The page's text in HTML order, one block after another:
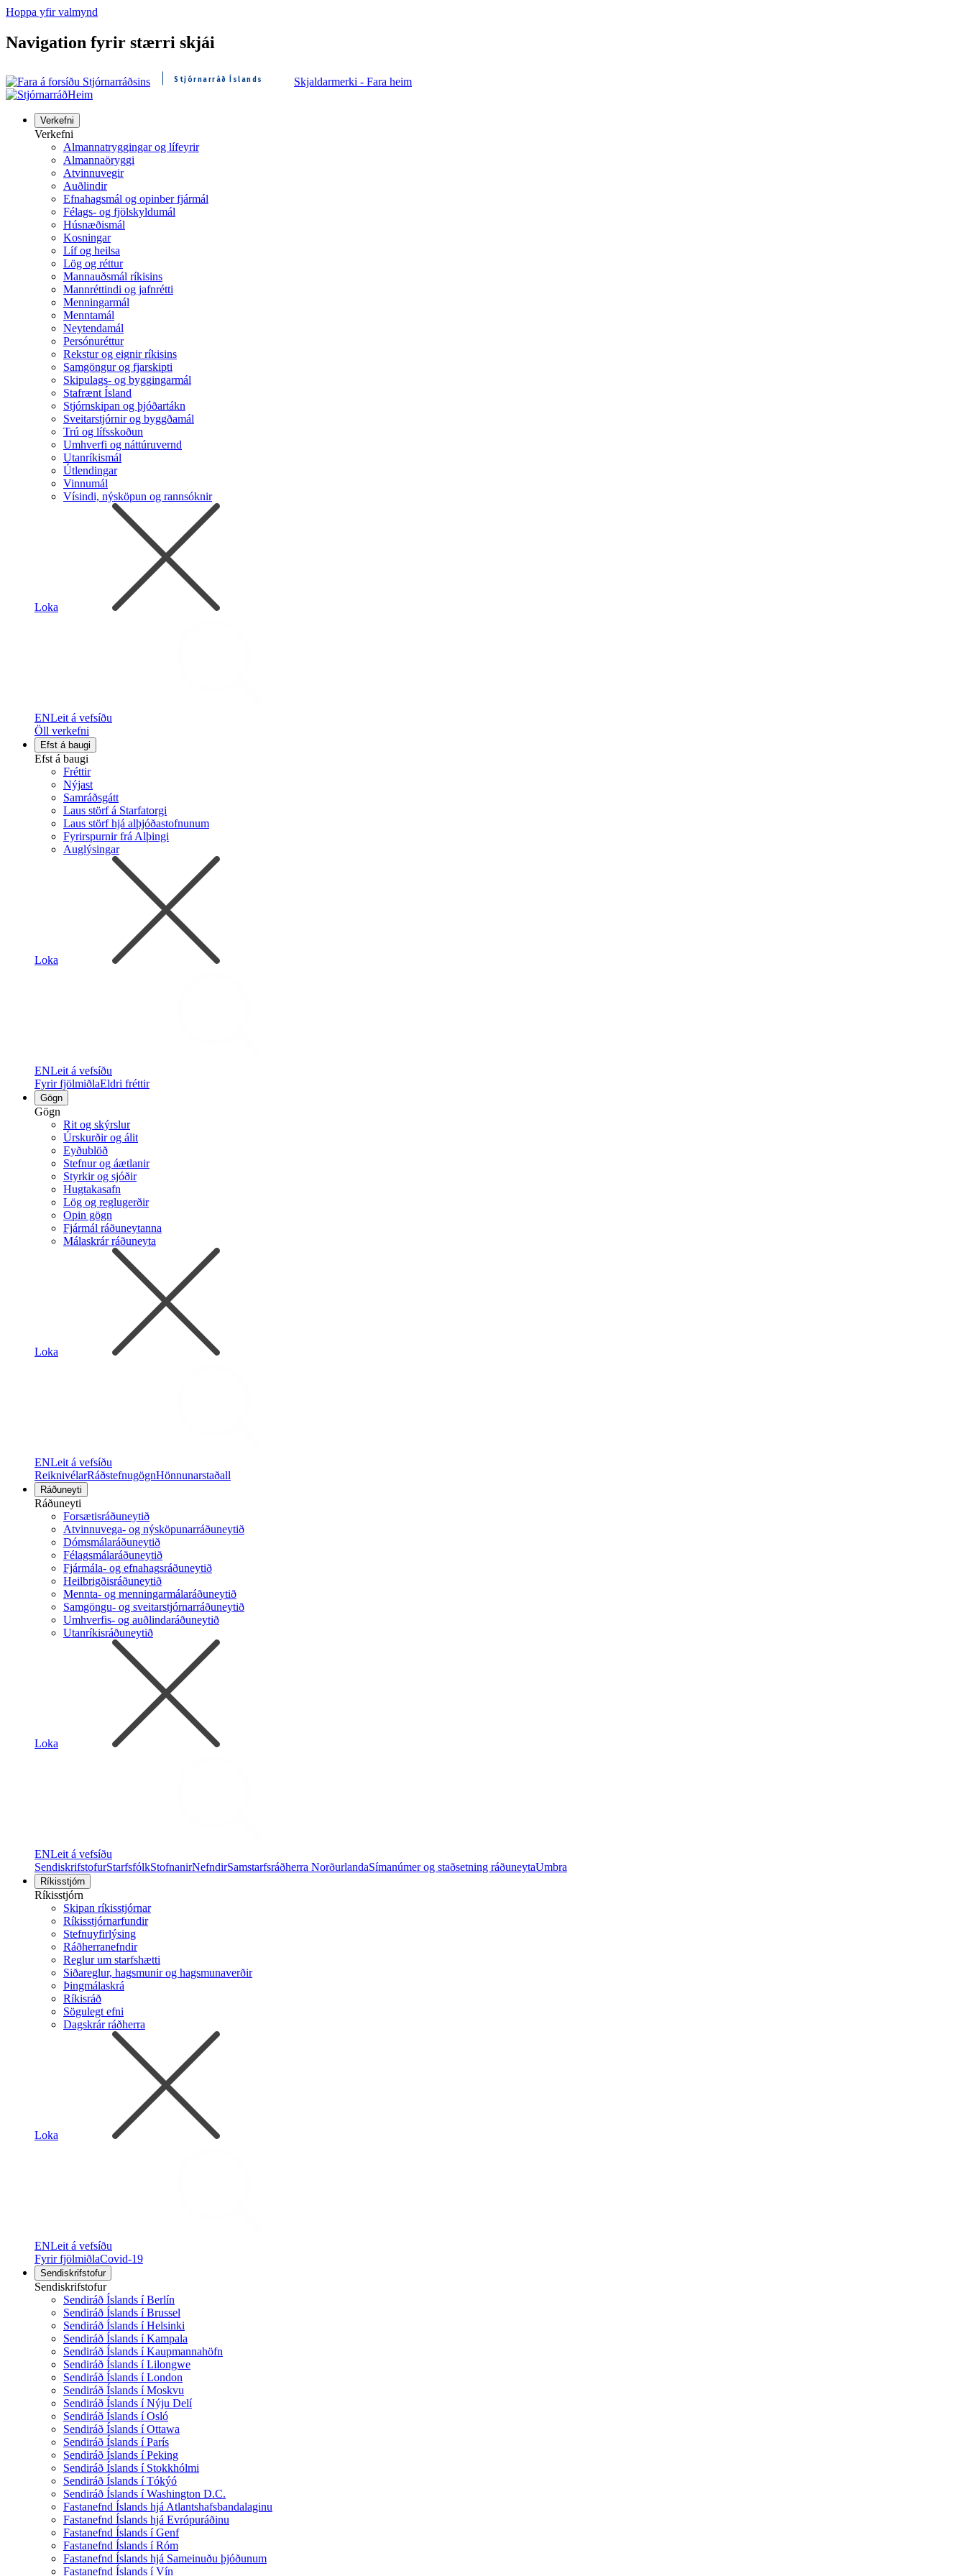
Hoppa yfir valmynd
Navigation fyrir stærri skjái
Stjórnarráð Íslands
Skjaldarmerki - Fara heim
Heim
Verkefni
Verkefni
Almannatryggingar og lífeyrir
Almannaöryggi
Atvinnuvegir
Auðlindir
Efnahagsmál og opinber fjármál
Félags- og fjölskyldumál
Húsnæðismál
Kosningar
Líf og heilsa
Lög og réttur
Mannauðsmál ríkisins
Mannréttindi og jafnrétti
Menningarmál
Menntamál
Neytendamál
Persónuréttur
Rekstur og eignir ríkisins
Samgöngur og fjarskipti
Skipulags- og byggingarmál
Stafrænt Ísland
Stjórnskipan og þjóðartákn
Sveitarstjórnir og byggðamál
Trú og lífsskoðun
Umhverfi og náttúruvernd
Utanríkismál
Útlendingar
Vinnumál
Vísindi, nýsköpun og rannsóknir
Loka
ENLeit á vefsíðu
Öll verkefni
Efst á baugi
Efst á baugi
Fréttir
Nýjast
Samráðsgátt
Laus störf á Starfatorgi
Laus störf hjá alþjóðastofnunum
Fyrirspurnir frá Alþingi
Auglýsingar
Loka
ENLeit á vefsíðu
Fyrir fjölmiðlaEldri fréttir
Gögn
Gögn
Rit og skýrslur
Úrskurðir og álit
Eyðublöð
Stefnur og áætlanir
Styrkir og sjóðir
Hugtakasafn
Lög og reglugerðir
Opin gögn
Fjármál ráðuneytanna
Málaskrár ráðuneyta
Loka
ENLeit á vefsíðu
ReiknivélarRáðstefnugögnHönnunarstaðall
Ráðuneyti
Ráðuneyti
Forsætisráðuneytið
Atvinnuvega- og nýsköpunarráðuneytið
Dómsmálaráðuneytið
Félagsmálaráðuneytið
Fjármála- og efnahagsráðuneytið
Heilbrigðisráðuneytið
Mennta- og menningarmálaráðuneytið
Samgöngu- og sveitarstjórnarráðuneytið
Umhverfis- og auðlindaráðuneytið
Utanríkisráðuneytið
Loka
ENLeit á vefsíðu
SendiskrifstofurStarfsfólkStofnanirNefndirSamstarfsráðherra NorðurlandaSímanúmer og staðsetning ráðuneytaUmbra
Ríkisstjórn
Ríkisstjórn
Skipan ríkisstjórnar
Ríkisstjórnarfundir
Stefnuyfirlýsing
Ráðherranefndir
Reglur um starfshætti
Siðareglur, hagsmunir og hagsmunaverðir
Þingmálaskrá
Ríkisráð
Sögulegt efni
Dagskrár ráðherra
Loka
ENLeit á vefsíðu
Fyrir fjölmiðlaCovid-19
Sendiskrifstofur
Sendiskrifstofur
Sendiráð Íslands í Berlín
Sendiráð Íslands í Brussel
Sendiráð Íslands í Helsinki
Sendiráð Íslands í Kampala
Sendiráð Íslands í Kaupmannahöfn
Sendiráð Íslands í Lilongwe
Sendiráð Íslands í London
Sendiráð Íslands í Moskvu
Sendiráð Íslands í Nýju Delí
Sendiráð Íslands í Osló
Sendiráð Íslands í Ottawa
Sendiráð Íslands í París
Sendiráð Íslands í Peking
Sendiráð Íslands í Stokkhólmi
Sendiráð Íslands í Tókýó
Sendiráð Íslands í Washington D.C.
Fastanefnd Íslands hjá Atlantshafsbandalaginu
Fastanefnd Íslands hjá Evrópuráðinu
Fastanefnd Íslands í Genf
Fastanefnd Íslands í Róm
Fastanefnd Íslands hjá Sameinuðu þjóðunum
Fastanefnd Íslands í Vín